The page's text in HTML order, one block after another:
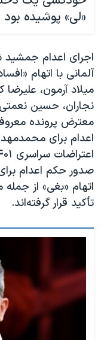
«لی» پوشیده بود
اجرای اعدام جمشید
آلمانی با اتهام
میلاد آرمون،
نجاران، حسین
معترض پرونده
اعدام برای
صدور حکم اعدام
اتهام «بغی» از
تأکید قرار گرفته‌اند.